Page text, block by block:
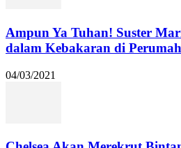
Ampun Ya Tuhan! Suster
dalam Kebakaran di
04/03/2021